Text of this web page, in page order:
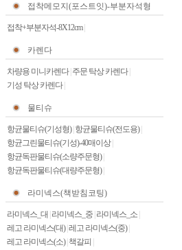
접착메모지(포스트잇)-부분자석형
접착+부분자석-8X12cm|
카렌다
차량용 미니카렌다| 주문 탁상 카렌다|
기성 탁상 카렌다|
물티슈
항균물티슈(기성형)| 항균물티슈(전도용)|
항균그린물티슈(기성)-40매이상|
항균독판물티슈(소량주문형)|
항균독판물티슈(대량주문형)|
라미넥스(책받침코팅)
라미넥스_대 라미넥스_중 라미넥스_소
레고 라미넥스(대)| 레고 라미넥스(중)|
레고 라미넥스(소)| 책갈피